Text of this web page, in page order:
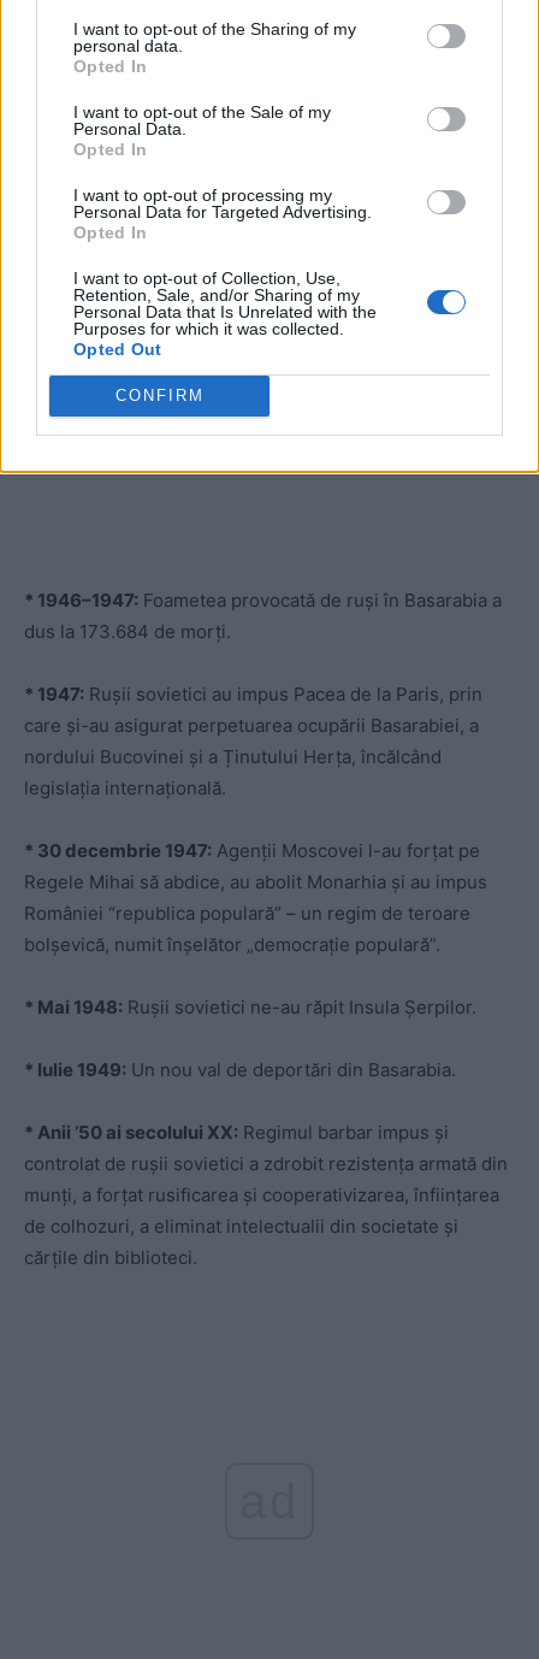
I want to opt-out of the Sharing of my
personal data.
Opted In
I want to opt-out of the Sale of my
Personal Data.
Opted In
I want to opt-out of processing my
Personal Data for Targeted Advertising.
Opted In
I want to opt-out of Collection, Use,
Retention, Sale, and/or Sharing of my
Personal Data that Is Unrelated with the
Purposes for which it was collected.
Opted Out
CONFIRM
eliminat partidele istorice, au alungat Monarhia, au impus
teroarea comunistă, au măcelărit elitele Neamului (în
închisori de exterminare, la Canal), inclusiv pe făuritorii
Marii Uniri din 1918. Au jefuit România, furându-ne aurul,
grâul, lemnul, cărbunele, petrolul, uraniul etc.
ad
* 1946–1947: Foametea provocată de ruși în Basarabia a
dus la 173.684 de morți.
* 1947: Rușii sovietici au impus Pacea de la Paris, prin
care și-au asigurat perpetuarea ocupării Basarabiei, a
nordului Bucovinei și a Ținutului Herța, încălcând
legislația internațională.
* 30 decembrie 1947: Agenții Moscovei l-au forțat pe
Regele Mihai să abdice, au abolit Monarhia și au impus
României “republica populară” – un regim de teroare
bolșevică, numit înșelător „democrație populară”.
* Mai 1948: Rușii sovietici ne-au răpit Insula Șerpilor.
* Iulie 1949: Un nou val de deportări din Basarabia.
* Anii ’50 ai secolului XX: Regimul barbar impus și
controlat de rușii sovietici a zdrobit rezistența armată din
munți, a forțat rusificarea și cooperativizarea, înființarea
de colhozuri, a eliminat intelectualii din societate și
cărțile din biblioteci.